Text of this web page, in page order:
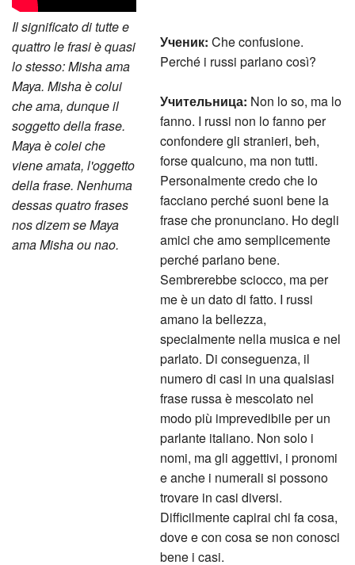
Il significato di tutte e
quattro le frasi è quasi
lo stesso: Misha ama
Maya. Misha è colui
che ama, dunque il
soggetto della frase.
Maya è colei che
viene amata, l'oggetto
della frase. Nenhuma
dessas quatro frases
nos dizem se Maya
ama Misha ou nao.
Ученик: Che confusione.
Perché i russi parlano così?
Учительница: Non lo so, ma lo
fanno. I russi non lo fanno per
confondere gli stranieri, beh,
forse qualcuno, ma non tutti.
Personalmente credo che lo
facciano perché suoni bene la
frase che pronunciano. Ho degli
amici che amo semplicemente
perché parlano bene.
Sembrerebbe sciocco, ma per
me è un dato di fatto. I russi
amano la bellezza,
specialmente nella musica e nel
parlato. Di conseguenza, il
numero di casi in una qualsiasi
frase russa è mescolato nel
modo più imprevedibile per un
parlante italiano. Non solo i
nomi, ma gli aggettivi, i pronomi
e anche i numerali si possono
trovare in casi diversi.
Difficilmente capirai chi fa cosa,
dove e con cosa se non conosci
bene i casi.